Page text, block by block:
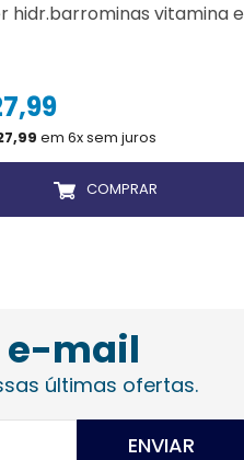
hidr.barrominas vitamina e
em 6x sem juros
COMPRAR
e-mail
últimas ofertas.
ENVIAR